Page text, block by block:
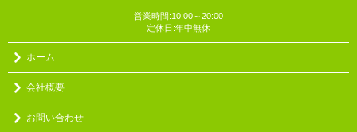
営業時間:10:00～20:00
定休日:年中無休
ホーム
会社概要
お問い合わせ